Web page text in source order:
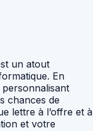
un atout
En
chances de
lettre à l’offre et à
et votre